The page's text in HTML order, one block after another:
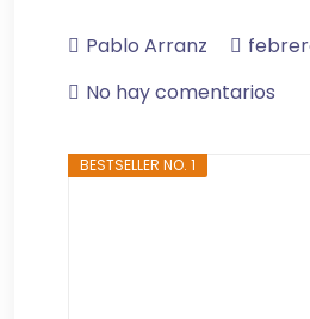
Pablo Arranz
No hay comentarios
BESTSELLER NO. 1